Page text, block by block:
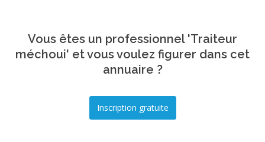
Vous êtes un professionnel 'Traiteur
méchoui' et vous voulez figurer dans cet
annuaire ?